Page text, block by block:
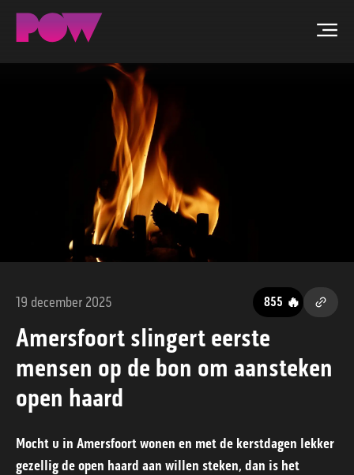
ZOEKEN
NIEUWS
PROGRAMMA'S
TIP DE REDACTIE
WORD LID
19 december 2025 855 🔥
Amersfoort slingert eerste
mensen op de bon om aansteken
open haard
Mocht u in Amersfoort wonen en met de kerstdagen lekker
gezellig de open haard aan willen steken, dan is het